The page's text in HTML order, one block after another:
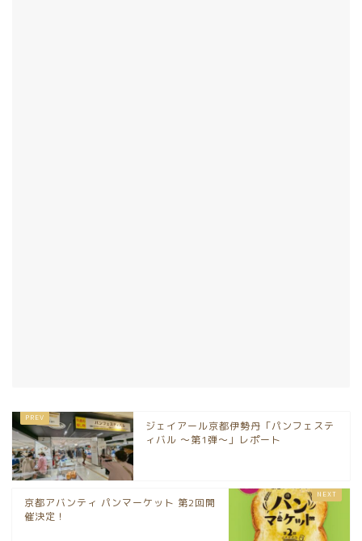
ジェイアール京都伊勢丹「パンフェステ
ィバル ～第1弾～」レポート
京都アバンティ パンマーケット 第2回開
催決定！